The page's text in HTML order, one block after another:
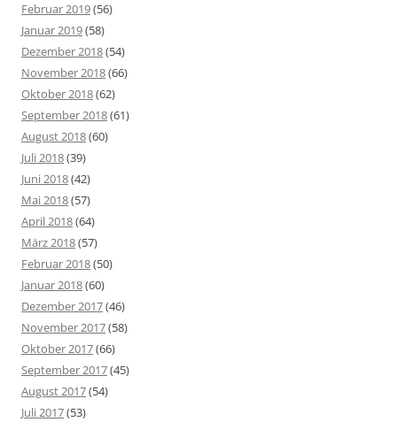
Februar 2019(56)
Januar 2019(58)
Dezember 2018(54)
November 2018(66)
Oktober 2018(62)
September 2018(61)
August 2018(60)
Juli 2018(39)
Juni 2018(42)
Mai 2018(57)
April 2018(64)
März 2018(57)
Februar 2018(50)
Januar 2018(60)
Dezember 2017(46)
November 2017(58)
Oktober 2017(66)
September 2017(45)
August 2017(54)
Juli 2017(53)